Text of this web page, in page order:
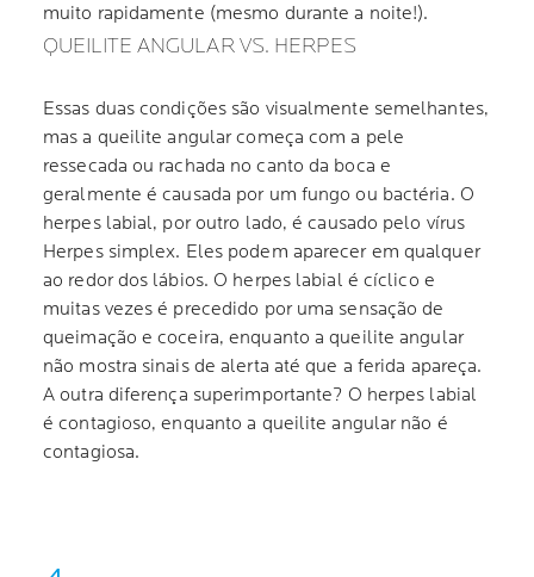
muito rapidamente (mesmo durante a noite!).
QUEILITE ANGULAR VS. HERPES
Essas duas condições são visualmente semelhantes,
mas a queilite angular começa com a pele
ressecada ou rachada no canto da boca e
geralmente é causada por um fungo ou bactéria. O
herpes labial, por outro lado, é causado pelo vírus
Herpes simplex. Eles podem aparecer em qualquer
ao redor dos lábios. O herpes labial é cíclico e
muitas vezes é precedido por uma sensação de
queimação e coceira, enquanto a queilite angular
não mostra sinais de alerta até que a ferida apareça.
A outra diferença superimportante? O herpes labial
é contagioso, enquanto a queilite angular não é
contagiosa.